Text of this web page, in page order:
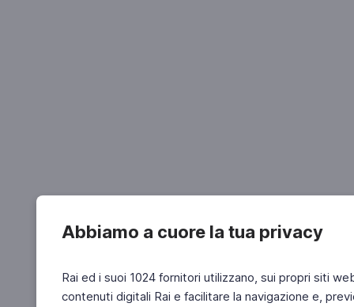
Abbiamo a cuore la tua privacy
Rai ed i suoi 1024 fornitori utilizzano, sui propri siti
contenuti digitali Rai e facilitare la navigazione e,